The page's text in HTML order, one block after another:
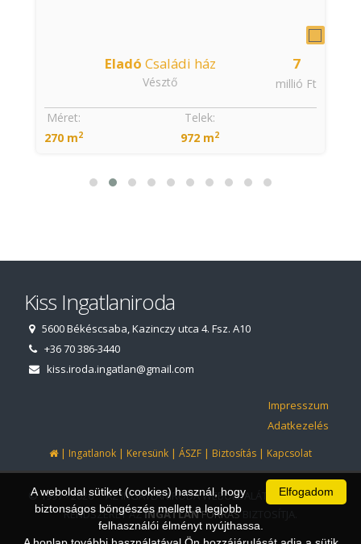
7
millió Ft
Eladó Családi ház
Vésztő
Méret:
270 m2
Telek:
972 m2
Kiss Ingatlaniroda
5600 Békéscsaba, Kazinczy utca 4. Fsz. A10
+36 70 386-3440
kiss.iroda.ingatlan@gmail.com
Impresszum
Adatkezelés
| Ingatlanok | Keresünk | ÁSZF | Biztosítás | Kapcsolat
© 1997 - 2026 AZ INGATLANIRODA WEBOLDALÁT ÉS ÜGYVITELI
RENDSZERÉT AZINGATLANFORRÁSBIZTOSÍTJA.
Elfogadom
A weboldal sütiket (cookies) használ, hogy
biztonságos böngészés mellett a legjobb
felhasználói élményt nyújthassa.